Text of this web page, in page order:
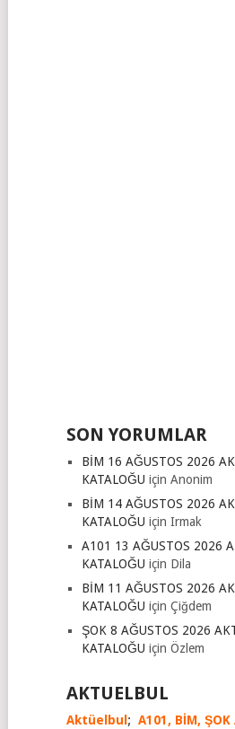
SON YORUMLAR
BİM 16 AĞUSTOS 2026
KATALOĞU için Anonim
BİM 14 AĞUSTOS 2026
KATALOĞU için Irmak
A101 13 AĞUSTOS 2026
KATALOĞU için Dila
BİM 11 AĞUSTOS 2026
KATALOĞU için Çiğdem
ŞOK 8 AĞUSTOS 2026
KATALOĞU için Özlem
AKTUELBUL
Aktüelbul ; A101, BİM,